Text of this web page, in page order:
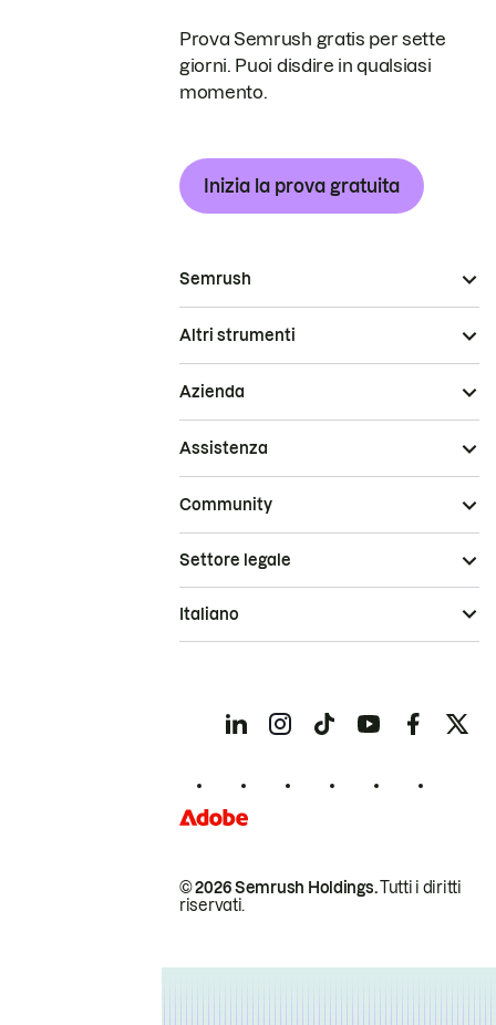
Prova Semrush gratis per sette
giorni. Puoi disdire in qualsiasi
momento.
Inizia la prova gratuita
Semrush
Altri strumenti
Azienda
Assistenza
Community
© 2026 Semrush Holdings.Tutti i diritti
riservati.
Settore legale
Italiano